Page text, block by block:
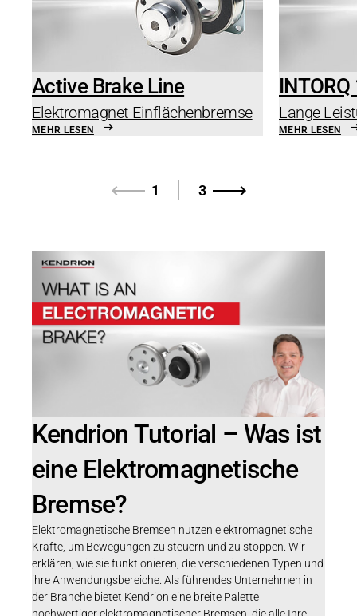
Active Brake Line
Elektromagnet-Einflächenbremse
MEHR LESEN
Lange
MEHR LESEN
1 3
Kendrion Tutorial – Was ist
eine Elektromagnetische
Bremse?
Elektromagnetische Bremsen nutzen elektromagnetische
Kräfte, um Bewegungen zu steuern und zu stoppen. Wir
erklären, wie sie funktionieren, die verschiedenen Typen und
ihre Anwendungsbereiche. Als führendes Unternehmen in
der Branche bietet Kendrion eine breite Palette